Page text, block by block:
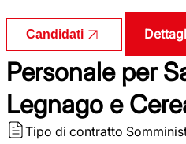
Candidati
Personale per
Legnago e
Tipo di contratto